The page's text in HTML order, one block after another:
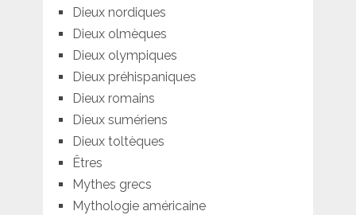
Dieux nordiques
Dieux olmèques
Dieux olympiques
Dieux préhispaniques
Dieux romains
Dieux sumériens
Dieux toltèques
Êtres
Mythes grecs
Mythologie américaine